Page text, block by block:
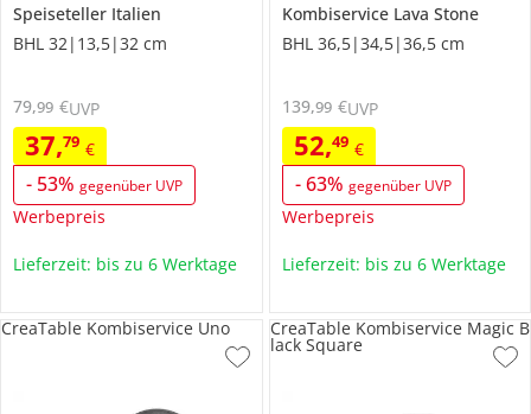
Speiseteller Italien
BHL 32|13,5|32 cm
37,79 €
- 53% gegenüber UVP
Werbepreis
79,99 €UVP
Lieferzeit: bis zu 6 Werktage
Kombiservice Lava Stone
BHL 36,5|34,5|36,5 cm
52,49 €
-63% gegenüber UVP
Werbepreis
139,99 €UVP
Lieferzeit: bis zu 6 Werktage
CreaTable Kombiservice Uno CreaTable Kombiservice Magic B
lack Square